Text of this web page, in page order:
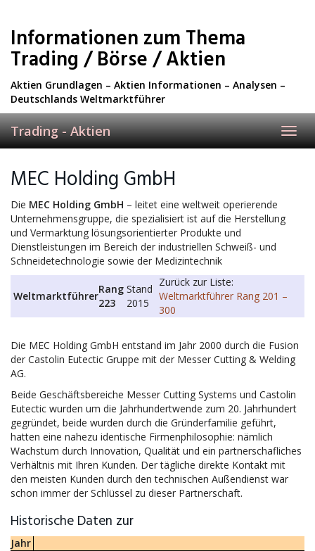
main
content
Informationen zum Thema
Trading / Börse / Aktien
Aktien Grundlagen – Aktien Informationen – Analysen –
Deutschlands Weltmarktführer
Trading - Aktien
MEC Holding GmbH
Die MEC Holding GmbH – leitet eine weltweit operierende
Unternehmensgruppe, die spezialisiert ist auf die Herstellung
und Vermarktung lösungsorientierter Produkte und
Dienstleistungen im Bereich der industriellen Schweiß- und
Schneidetechnologie sowie der Medizintechnik
Weltmarktführer
Rang
223
Stand
2015
Zurück zur Liste:
Weltmarktführer Rang 201 –
300
Die MEC Holding GmbH entstand im Jahr 2000 durch die Fusion
der Castolin Eutectic Gruppe mit der Messer Cutting & Welding
AG.
Beide Geschäftsbereiche Messer Cutting Systems und Castolin
Eutectic wurden um die Jahrhundertwende zum 20. Jahrhundert
gegründet, beide wurden durch die Gründerfamilie geführt,
hatten eine nahezu identische Firmenphilosophie: nämlich
Wachstum durch Innovation, Qualität und ein partnerschafliches
Verhältnis mit Ihren Kunden. Der tägliche direkte Kontakt mit
den meisten Kunden durch den technischen Außendienst war
schon immer der Schlüssel zu dieser Partnerschaft.
Historische Daten zur
Jahr